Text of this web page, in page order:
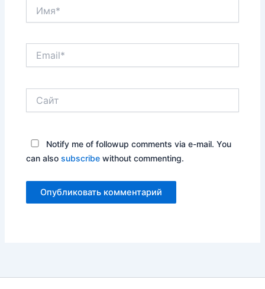
Notify me of followup comments via e-mail. You
can alsosubscribe without commenting.